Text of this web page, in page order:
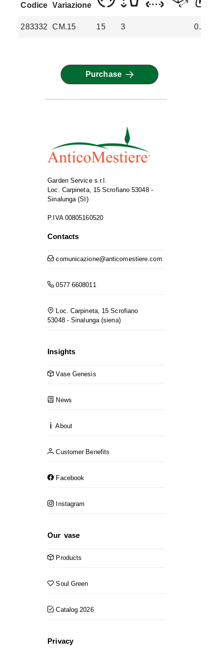
Codice Variazione
283332 CM.15 15 3 0.38
Purchase
Garden Service s.r.l.
Loc. Carpineta, 15 Scrofiano 53048 -
Sinalunga (SI)
P.IVA 00805160520
Contacts
comunicazione@anticomestiere.com
0577 6608011
Loc. Carpineta, 15 Scrofiano
53048 - Sinalunga (siena)
Insights
Vase Genesis
News
About
Customer Benefits
Facebook
Instagram
Our vase
Products
Soul Green
Catalog 2026
Privacy